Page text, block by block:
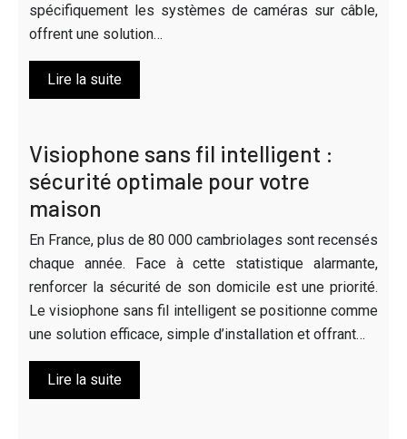
spécifiquement les systèmes de caméras sur câble,
offrent une solution…
Lire la suite
Visiophone sans fil intelligent :
sécurité optimale pour votre
maison
En France, plus de 80 000 cambriolages sont recensés
chaque année. Face à cette statistique alarmante,
renforcer la sécurité de son domicile est une priorité.
Le visiophone sans fil intelligent se positionne comme
une solution efficace, simple d’installation et offrant…
Lire la suite